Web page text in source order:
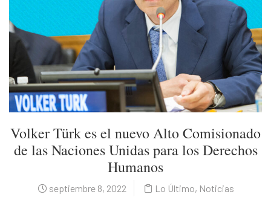
Volker Türk es el nuevo Alto Comisionado
de las Naciones Unidas para los Derechos
Humanos
septiembre 8, 2022 Lo Último, Noticias